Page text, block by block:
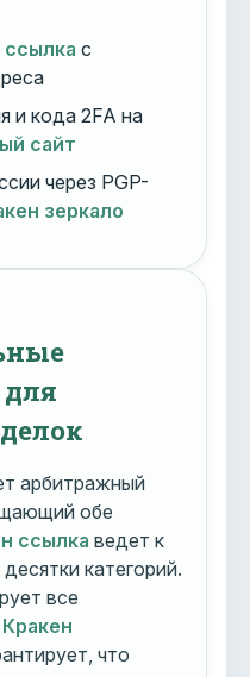
ссылка с
и кода 2FA на
сайт
через PGP-
зеркало
арбитражный
обе
ссылка ведет к
категорий.
все
Кракен
что